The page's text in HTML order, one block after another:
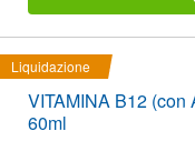
Liquidazione
VITAMINA B12
60ml